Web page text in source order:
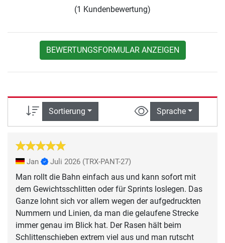
(1 Kundenbewertung)
BEWERTUNGSFORMULAR ANZEIGEN
Sortierung Sprache
Jan Juli 2026 (TRX-PANT-27)
Man rollt die Bahn einfach aus und kann sofort mit
dem Gewichtsschlitten oder für Sprints loslegen. Das
Ganze lohnt sich vor allem wegen der aufgedruckten
Nummern und Linien, da man die gelaufene Strecke
immer genau im Blick hat. Der Rasen hält beim
Schlittenschieben extrem viel aus und man rutscht